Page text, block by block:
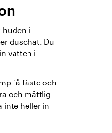
huden i
duschat. Du
vatten i
få fäste och
och måttlig
inte heller in